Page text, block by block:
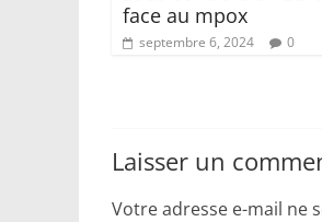
face au mpox
septembre 6, 2024 0
Laisser un
Votre adresse e-mail ne